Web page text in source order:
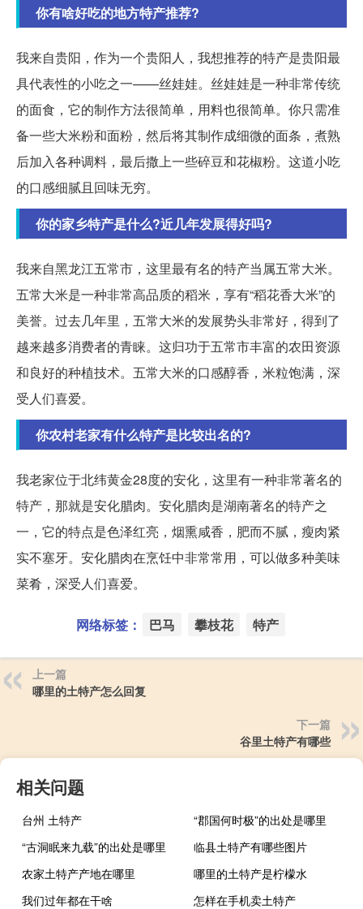
你有啥好吃的地方特产推荐?
我来自贵阳，作为一个贵阳人，我想推荐的特产是贵阳最
具代表性的小吃之一——丝娃娃。丝娃娃是一种非常传统
的面食，它的制作方法很简单，用料也很简单。你只需准
备一些大米粉和面粉，然后将其制作成细微的面条，煮熟
后加入各种调料，最后撒上一些碎豆和花椒粉。这道小吃
的口感细腻且回味无穷。
你的家乡特产是什么?近几年发展得好吗?
我来自黑龙江五常市，这里最有名的特产当属五常大米。
五常大米是一种非常高品质的稻米，享有“稻花香大米”的
美誉。过去几年里，五常大米的发展势头非常好，得到了
越来越多消费者的青睐。这归功于五常市丰富的农田资源
和良好的种植技术。五常大米的口感醇香，米粒饱满，深
受人们喜爱。
你农村老家有什么特产是比较出名的?
我老家位于北纬黄金28度的安化，这里有一种非常著名的
特产，那就是安化腊肉。安化腊肉是湖南著名的特产之
一，它的特点是色泽红亮，烟熏咸香，肥而不腻，瘦肉紧
实不塞牙。安化腊肉在烹饪中非常常用，可以做多种美味
菜肴，深受人们喜爱。
网络标签： 巴马 攀枝花 特产
上一篇
哪里的土特产怎么回复
下一篇
谷里土特产有哪些
相关问题
台州 土特产
“郡国何时极”的出处是哪里
“古洞眠来九载”的出处是哪里
临县土特产有哪些图片
农家土特产产地在哪里
哪里的土特产是柠檬水
我们过年都在干啥
怎样在手机卖土特产